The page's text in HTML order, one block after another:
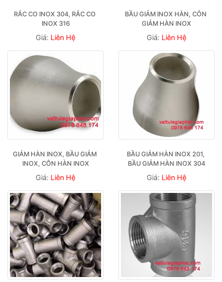
RẮC CO INOX 304, RẮC CO
INOX 316
Giá: Liên Hệ
BẦU GIẢM INOX HÀN, CÔN
GIẢM HÀN INOX
Giá: Liên Hệ
GIẢM HÀN INOX, BẦU GIẢM
INOX, CÔN HÀN INOX
Giá: Liên Hệ
BẦU GIẢM HÀN INOX 201,
BẦU GIẢM HÀN INOX 304
Giá: Liên Hệ